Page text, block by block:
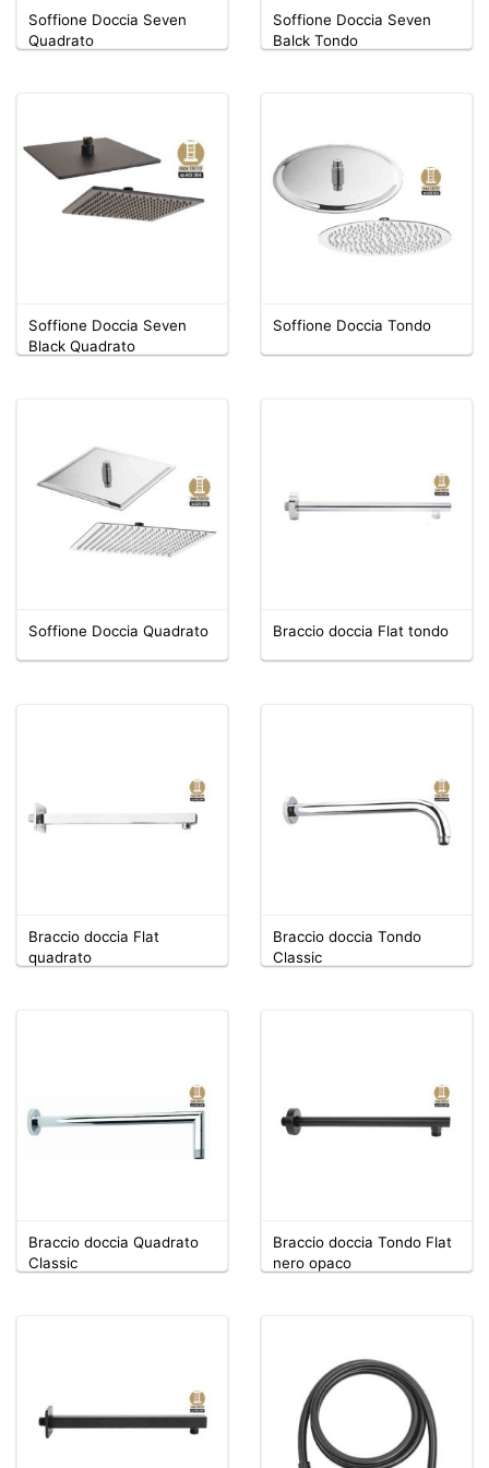
Soffione Doccia Seven
Quadrato
Soffione Doccia Seven
Balck Tondo
Soffione Doccia Seven
Black Quadrato
Soffione Doccia Tondo
Soffione Doccia Quadrato Braccio doccia Flat tondo
Braccio doccia Flat
quadrato
Braccio doccia Tondo
Classic
Braccio doccia Quadrato
Classic
Braccio doccia Tondo Flat
nero opaco